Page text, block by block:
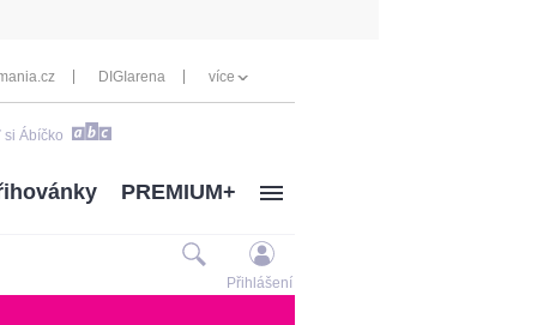
DIGIarena více
si Ábíčko
PREMIUM+
Přihlášení